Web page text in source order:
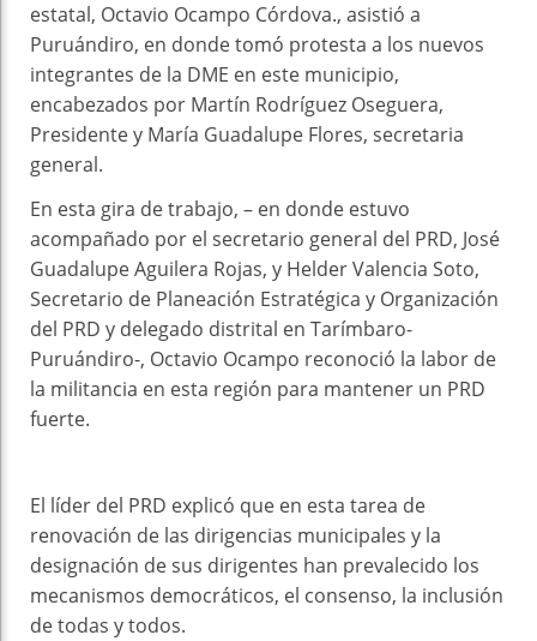
estatal, Octavio Ocampo Córdova., asistió a
Puruándiro, en donde tomó protesta a los nuevos
integrantes de la DME en este municipio,
encabezados por Martín Rodríguez Oseguera,
Presidente y María Guadalupe Flores, secretaria
general.
En esta gira de trabajo, – en donde estuvo
acompañado por el secretario general del PRD, José
Guadalupe Aguilera Rojas, y Helder Valencia Soto,
Secretario de Planeación Estratégica y Organización
del PRD y delegado distrital en Tarímbaro-
Puruándiro-, Octavio Ocampo reconoció la labor de
la militancia en esta región para mantener un PRD
fuerte.
El líder del PRD explicó que en esta tarea de
renovación de las dirigencias municipales y la
designación de sus dirigentes han prevalecido los
mecanismos democráticos, el consenso, la inclusión
de todas y todos.